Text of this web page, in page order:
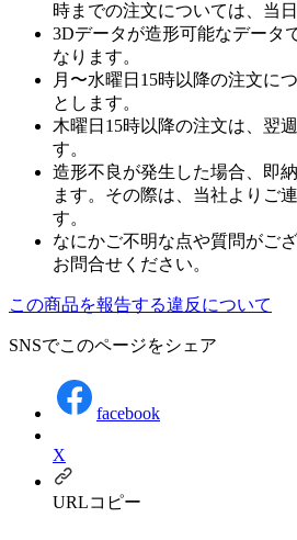
時までの注文については、当
3Dデータが造形可能なデータ
なります。
月〜水曜日15時以降の注文に
とします。
木曜日15時以降の注文は、翌
す。
造形不良が発生した場合、即
ます。その際は、当社よりご
す。
なにかご不明な点や質問がご
お問合せください。
この商品を報告する違反について
SNSでこのページをシェア
facebook
X
URLコピー